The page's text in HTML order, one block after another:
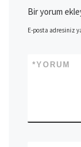
Bir yorum
E-posta adresiniz
YORUM
*